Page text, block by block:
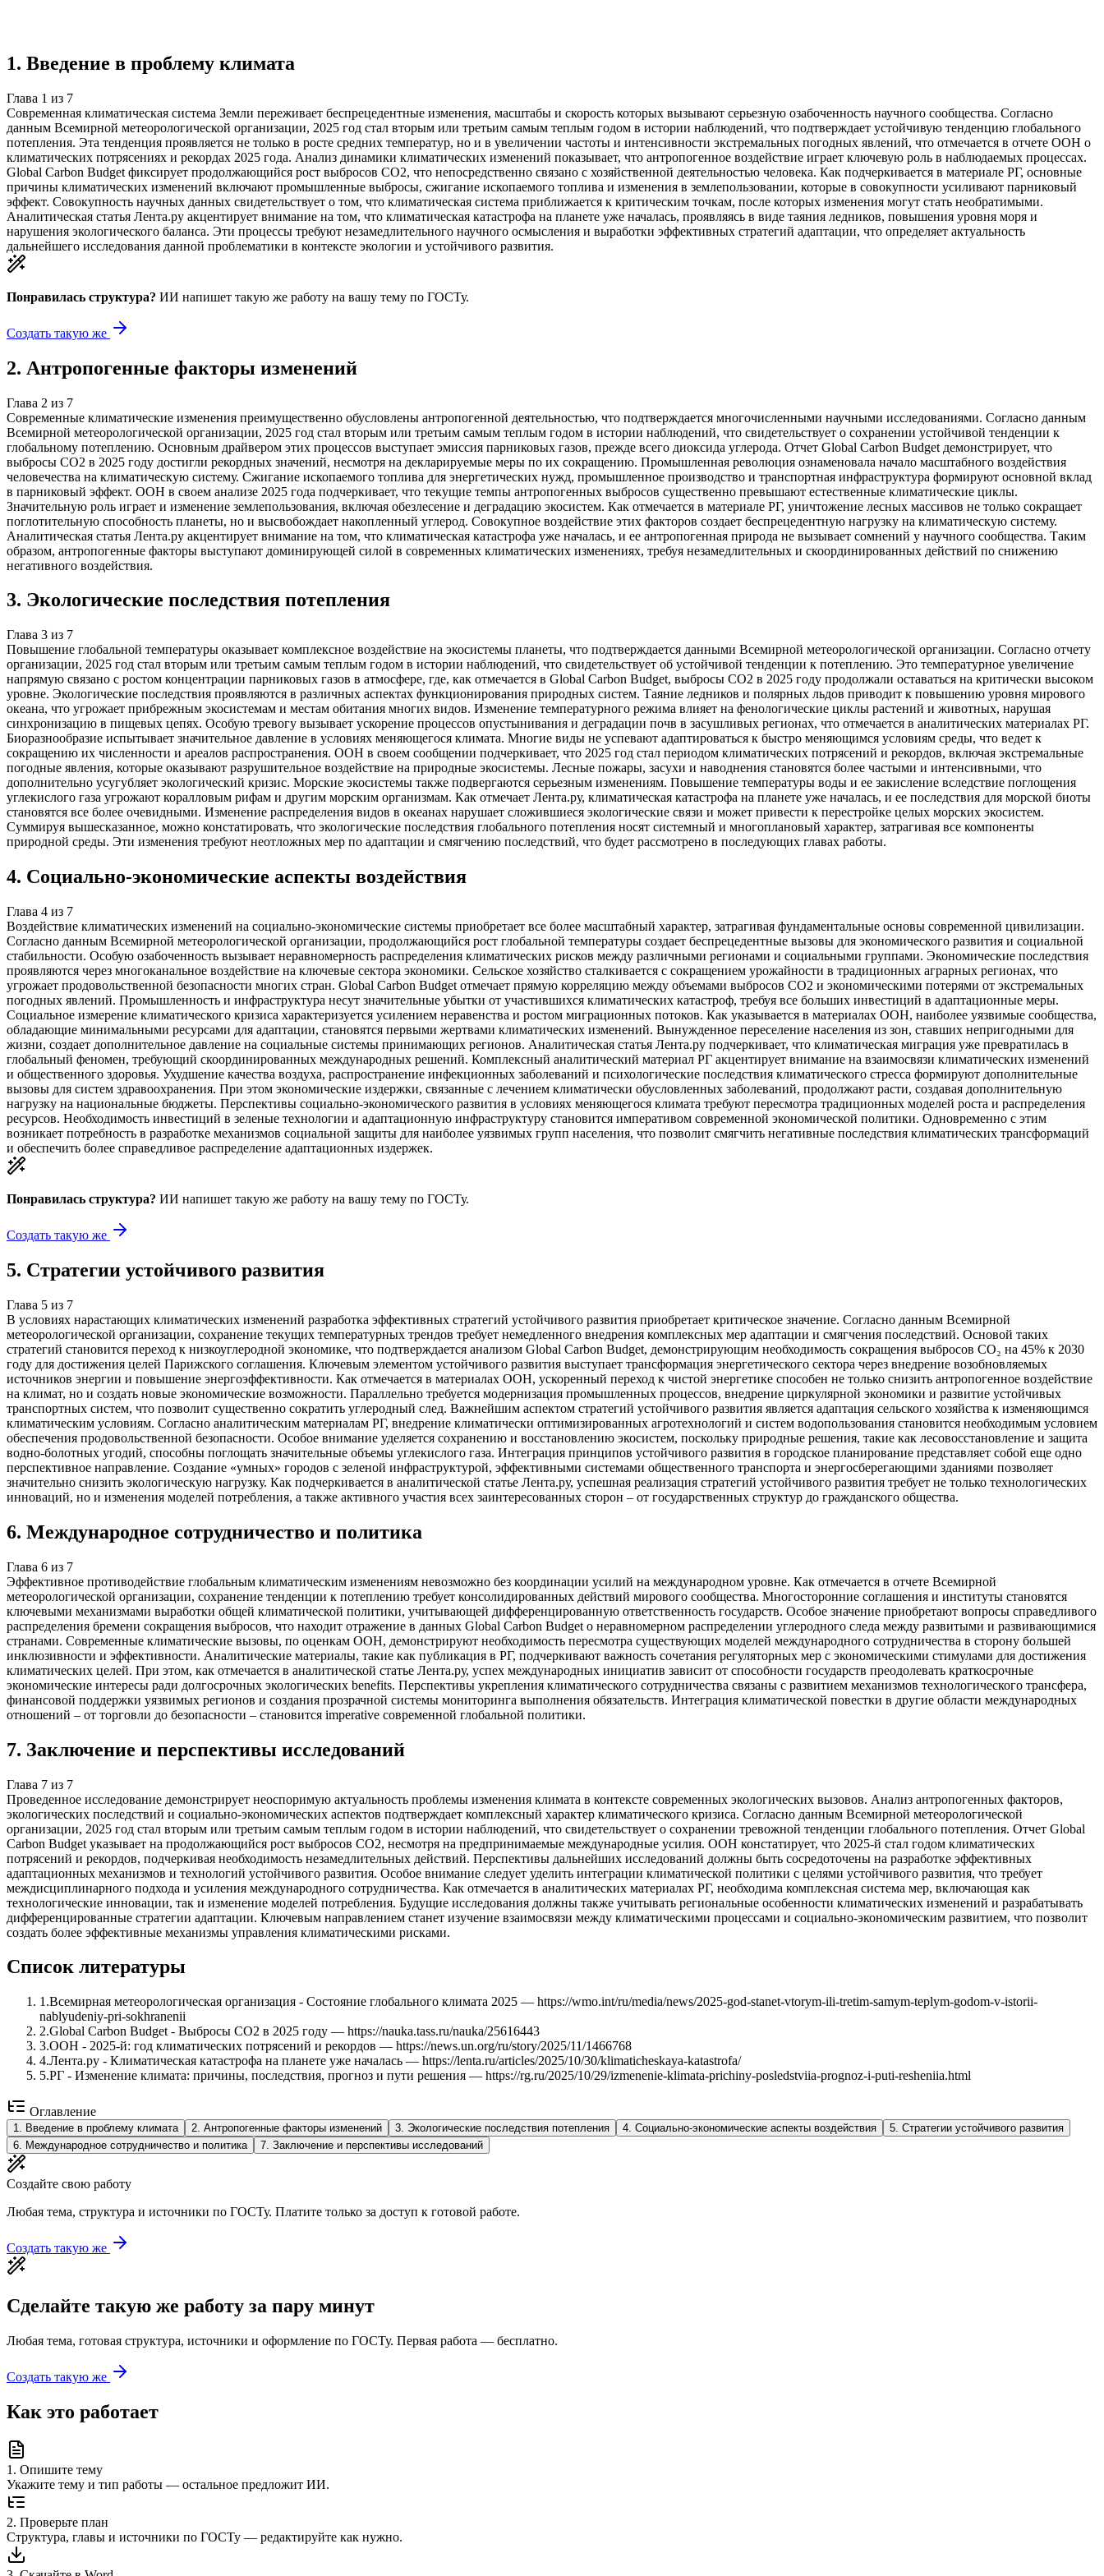
1. Введение в проблему климата
Глава 1 из 7
Современная климатическая система Земли переживает беспрецедентные изменения, масштабы и скорость которых вызывают серьезную озабоченность научного сообщества. Согласно
данным Всемирной метеорологической организации, 2025 год стал вторым или третьим самым теплым годом в истории наблюдений, что подтверждает устойчивую тенденцию глобального
потепления. Эта тенденция проявляется не только в росте средних температур, но и в увеличении частоты и интенсивности экстремальных погодных явлений, что отмечается в отчете ООН о
климатических потрясениях и рекордах 2025 года. Анализ динамики климатических изменений показывает, что антропогенное воздействие играет ключевую роль в наблюдаемых процессах.
Global Carbon Budget фиксирует продолжающийся рост выбросов CO2, что непосредственно связано с хозяйственной деятельностью человека. Как подчеркивается в материале РГ, основные
причины климатических изменений включают промышленные выбросы, сжигание ископаемого топлива и изменения в землепользовании, которые в совокупности усиливают парниковый
эффект. Совокупность научных данных свидетельствует о том, что климатическая система приближается к критическим точкам, после которых изменения могут стать необратимыми.
Аналитическая статья Лента.ру акцентирует внимание на том, что климатическая катастрофа на планете уже началась, проявляясь в виде таяния ледников, повышения уровня моря и
нарушения экологического баланса. Эти процессы требуют незамедлительного научного осмысления и выработки эффективных стратегий адаптации, что определяет актуальность
дальнейшего исследования данной проблематики в контексте экологии и устойчивого развития.
Понравилась структура? ИИ напишет такую же работу на вашу тему по ГОСТу.
Создать такую же
2. Антропогенные факторы изменений
Глава 2 из 7
Современные климатические изменения преимущественно обусловлены антропогенной деятельностью, что подтверждается многочисленными научными исследованиями. Согласно данным
Всемирной метеорологической организации, 2025 год стал вторым или третьим самым теплым годом в истории наблюдений, что свидетельствует о сохранении устойчивой тенденции к
глобальному потеплению. Основным драйвером этих процессов выступает эмиссия парниковых газов, прежде всего диоксида углерода. Отчет Global Carbon Budget демонстрирует, что
выбросы CO2 в 2025 году достигли рекордных значений, несмотря на декларируемые меры по их сокращению. Промышленная революция ознаменовала начало масштабного воздействия
человечества на климатическую систему. Сжигание ископаемого топлива для энергетических нужд, промышленное производство и транспортная инфраструктура формируют основной вклад
в парниковый эффект. ООН в своем анализе 2025 года подчеркивает, что текущие темпы антропогенных выбросов существенно превышают естественные климатические циклы.
Значительную роль играет и изменение землепользования, включая обезлесение и деградацию экосистем. Как отмечается в материале РГ, уничтожение лесных массивов не только сокращает
поглотительную способность планеты, но и высвобождает накопленный углерод. Совокупное воздействие этих факторов создает беспрецедентную нагрузку на климатическую систему.
Аналитическая статья Лента.ру акцентирует внимание на том, что климатическая катастрофа уже началась, и ее антропогенная природа не вызывает сомнений у научного сообщества. Таким
образом, антропогенные факторы выступают доминирующей силой в современных климатических изменениях, требуя незамедлительных и скоординированных действий по снижению
негативного воздействия.
3. Экологические последствия потепления
Глава 3 из 7
Повышение глобальной температуры оказывает комплексное воздействие на экосистемы планеты, что подтверждается данными Всемирной метеорологической организации. Согласно отчету
организации, 2025 год стал вторым или третьим самым теплым годом в истории наблюдений, что свидетельствует об устойчивой тенденции к потеплению. Это температурное увеличение
напрямую связано с ростом концентрации парниковых газов в атмосфере, где, как отмечается в Global Carbon Budget, выбросы CO2 в 2025 году продолжали оставаться на критически высоком
уровне. Экологические последствия проявляются в различных аспектах функционирования природных систем. Таяние ледников и полярных льдов приводит к повышению уровня мирового
океана, что угрожает прибрежным экосистемам и местам обитания многих видов. Изменение температурного режима влияет на фенологические циклы растений и животных, нарушая
синхронизацию в пищевых цепях. Особую тревогу вызывает ускорение процессов опустынивания и деградации почв в засушливых регионах, что отмечается в аналитических материалах РГ.
Биоразнообразие испытывает значительное давление в условиях меняющегося климата. Многие виды не успевают адаптироваться к быстро меняющимся условиям среды, что ведет к
сокращению их численности и ареалов распространения. ООН в своем сообщении подчеркивает, что 2025 год стал периодом климатических потрясений и рекордов, включая экстремальные
погодные явления, которые оказывают разрушительное воздействие на природные экосистемы. Лесные пожары, засухи и наводнения становятся более частыми и интенсивными, что
дополнительно усугубляет экологический кризис. Морские экосистемы также подвергаются серьезным изменениям. Повышение температуры воды и ее закисление вследствие поглощения
углекислого газа угрожают коралловым рифам и другим морским организмам. Как отмечает Лента.ру, климатическая катастрофа на планете уже началась, и ее последствия для морской биоты
становятся все более очевидными. Изменение распределения видов в океанах нарушает сложившиеся экологические связи и может привести к перестройке целых морских экосистем.
Суммируя вышесказанное, можно констатировать, что экологические последствия глобального потепления носят системный и многоплановый характер, затрагивая все компоненты
природной среды. Эти изменения требуют неотложных мер по адаптации и смягчению последствий, что будет рассмотрено в последующих главах работы.
4. Социально-экономические аспекты воздействия
Глава 4 из 7
Воздействие климатических изменений на социально-экономические системы приобретает все более масштабный характер, затрагивая фундаментальные основы современной цивилизации.
Согласно данным Всемирной метеорологической организации, продолжающийся рост глобальной температуры создает беспрецедентные вызовы для экономического развития и социальной
стабильности. Особую озабоченность вызывает неравномерность распределения климатических рисков между различными регионами и социальными группами. Экономические последствия
проявляются через многоканальное воздействие на ключевые сектора экономики. Сельское хозяйство сталкивается с сокращением урожайности в традиционных аграрных регионах, что
угрожает продовольственной безопасности многих стран. Global Carbon Budget отмечает прямую корреляцию между объемами выбросов CO2 и экономическими потерями от экстремальных
погодных явлений. Промышленность и инфраструктура несут значительные убытки от участившихся климатических катастроф, требуя все больших инвестиций в адаптационные меры.
Социальное измерение климатического кризиса характеризуется усилением неравенства и ростом миграционных потоков. Как указывается в материалах ООН, наиболее уязвимые сообщества,
обладающие минимальными ресурсами для адаптации, становятся первыми жертвами климатических изменений. Вынужденное переселение населения из зон, ставших непригодными для
жизни, создает дополнительное давление на социальные системы принимающих регионов. Аналитическая статья Лента.ру подчеркивает, что климатическая миграция уже превратилась в
глобальный феномен, требующий скоординированных международных решений. Комплексный аналитический материал РГ акцентирует внимание на взаимосвязи климатических изменений
и общественного здоровья. Ухудшение качества воздуха, распространение инфекционных заболеваний и психологические последствия климатического стресса формируют дополнительные
вызовы для систем здравоохранения. При этом экономические издержки, связанные с лечением климатически обусловленных заболеваний, продолжают расти, создавая дополнительную
нагрузку на национальные бюджеты. Перспективы социально-экономического развития в условиях меняющегося климата требуют пересмотра традиционных моделей роста и распределения
ресурсов. Необходимость инвестиций в зеленые технологии и адаптационную инфраструктуру становится императивом современной экономической политики. Одновременно с этим
возникает потребность в разработке механизмов социальной защиты для наиболее уязвимых групп населения, что позволит смягчить негативные последствия климатических трансформаций
и обеспечить более справедливое распределение адаптационных издержек.
Понравилась структура? ИИ напишет такую же работу на вашу тему по ГОСТу.
Создать такую же
5. Стратегии устойчивого развития
Глава 5 из 7
В условиях нарастающих климатических изменений разработка эффективных стратегий устойчивого развития приобретает критическое значение. Согласно данным Всемирной
метеорологической организации, сохранение текущих температурных трендов требует немедленного внедрения комплексных мер адаптации и смягчения последствий. Основой таких
стратегий становится переход к низкоуглеродной экономике, что подтверждается анализом Global Carbon Budget, демонстрирующим необходимость сокращения выбросов CO₂ на 45% к 2030
году для достижения целей Парижского соглашения. Ключевым элементом устойчивого развития выступает трансформация энергетического сектора через внедрение возобновляемых
источников энергии и повышение энергоэффективности. Как отмечается в материалах ООН, ускоренный переход к чистой энергетике способен не только снизить антропогенное воздействие
на климат, но и создать новые экономические возможности. Параллельно требуется модернизация промышленных процессов, внедрение циркулярной экономики и развитие устойчивых
транспортных систем, что позволит существенно сократить углеродный след. Важнейшим аспектом стратегий устойчивого развития является адаптация сельского хозяйства к изменяющимся
климатическим условиям. Согласно аналитическим материалам РГ, внедрение климатически оптимизированных агротехнологий и систем водопользования становится необходимым условием
обеспечения продовольственной безопасности. Особое внимание уделяется сохранению и восстановлению экосистем, поскольку природные решения, такие как лесовосстановление и защита
водно-болотных угодий, способны поглощать значительные объемы углекислого газа. Интеграция принципов устойчивого развития в городское планирование представляет собой еще одно
перспективное направление. Создание «умных» городов с зеленой инфраструктурой, эффективными системами общественного транспорта и энергосберегающими зданиями позволяет
значительно снизить экологическую нагрузку. Как подчеркивается в аналитической статье Лента.ру, успешная реализация стратегий устойчивого развития требует не только технологических
инноваций, но и изменения моделей потребления, а также активного участия всех заинтересованных сторон – от государственных структур до гражданского общества.
6. Международное сотрудничество и политика
Глава 6 из 7
Эффективное противодействие глобальным климатическим изменениям невозможно без координации усилий на международном уровне. Как отмечается в отчете Всемирной
метеорологической организации, сохранение тенденции к потеплению требует консолидированных действий мирового сообщества. Многосторонние соглашения и институты становятся
ключевыми механизмами выработки общей климатической политики, учитывающей дифференцированную ответственность государств. Особое значение приобретают вопросы справедливого
распределения бремени сокращения выбросов, что находит отражение в данных Global Carbon Budget о неравномерном распределении углеродного следа между развитыми и развивающимися
странами. Современные климатические вызовы, по оценкам ООН, демонстрируют необходимость пересмотра существующих моделей международного сотрудничества в сторону большей
инклюзивности и эффективности. Аналитические материалы, такие как публикация в РГ, подчеркивают важность сочетания регуляторных мер с экономическими стимулами для достижения
климатических целей. При этом, как отмечается в аналитической статье Лента.ру, успех международных инициатив зависит от способности государств преодолевать краткосрочные
экономические интересы ради долгосрочных экологических benefits. Перспективы укрепления климатического сотрудничества связаны с развитием механизмов технологического трансфера,
финансовой поддержки уязвимых регионов и создания прозрачной системы мониторинга выполнения обязательств. Интеграция климатической повестки в другие области международных
отношений – от торговли до безопасности – становится imperative современной глобальной политики.
7. Заключение и перспективы исследований
Глава 7 из 7
Проведенное исследование демонстрирует неоспоримую актуальность проблемы изменения климата в контексте современных экологических вызовов. Анализ антропогенных факторов,
экологических последствий и социально-экономических аспектов подтверждает комплексный характер климатического кризиса. Согласно данным Всемирной метеорологической
организации, 2025 год стал вторым или третьим самым теплым годом в истории наблюдений, что свидетельствует о сохранении тревожной тенденции глобального потепления. Отчет Global
Carbon Budget указывает на продолжающийся рост выбросов CO2, несмотря на предпринимаемые международные усилия. ООН констатирует, что 2025-й стал годом климатических
потрясений и рекордов, подчеркивая необходимость незамедлительных действий. Перспективы дальнейших исследований должны быть сосредоточены на разработке эффективных
адаптационных механизмов и технологий устойчивого развития. Особое внимание следует уделить интеграции климатической политики с целями устойчивого развития, что требует
междисциплинарного подхода и усиления международного сотрудничества. Как отмечается в аналитических материалах РГ, необходима комплексная система мер, включающая как
технологические инновации, так и изменение моделей потребления. Будущие исследования должны также учитывать региональные особенности климатических изменений и разрабатывать
дифференцированные стратегии адаптации. Ключевым направлением станет изучение взаимосвязи между климатическими процессами и социально-экономическим развитием, что позволит
создать более эффективные механизмы управления климатическими рисками.
Список литературы
1 .Всемирная метеорологическая организация - Состояние глобального климата 2025 — https://wmo.int/ru/media/news/2025-god-stanet-vtorym-ili-tretim-samym-teplym-godom-v-istorii-
nablyudeniy-pri-sokhranenii
2.Global Carbon Budget - Выбросы CO2 в 2025 году — https://nauka.tass.ru/nauka/25616443
3.ООН - 2025-й: год климатических потрясений и рекордов — https://news.un.org/ru/story/2025/11/1466768
4.Лента.ру - Климатическая катастрофа на планете уже началась — https://lenta.ru/articles/2025/10/30/klimaticheskaya-katastrofa/
5.РГ - Изменение климата: причины, последствия, прогноз и пути решения — https://rg.ru/2025/10/29/izmenenie-klimata-prichiny-posledstviia-prognoz-i-puti-resheniia.html
Оглавление
1. Введение в проблему климата 2. Антропогенные факторы изменений 3. Экологические последствия потепления 4. Социально-экономические аспекты воздействия 5. Стратегии устойчивого развития
6. Международное сотрудничество и политика 7. Заключение и перспективы исследований
Создайте свою работу
Любая тема, структура и источники по ГОСТу. Платите только за доступ к готовой работе.
Создать такую же
Сделайте такую же работу за пару минут
Любая тема, готовая структура, источники и оформление по ГОСТу. Первая работа — бесплатно.
Создать такую же
Как это работает
1 . Опишите тему
Укажите тему и тип работы — остальное предложит ИИ.
2. Проверьте план
Структура, главы и источники по ГОСТу — редактируйте как нужно.